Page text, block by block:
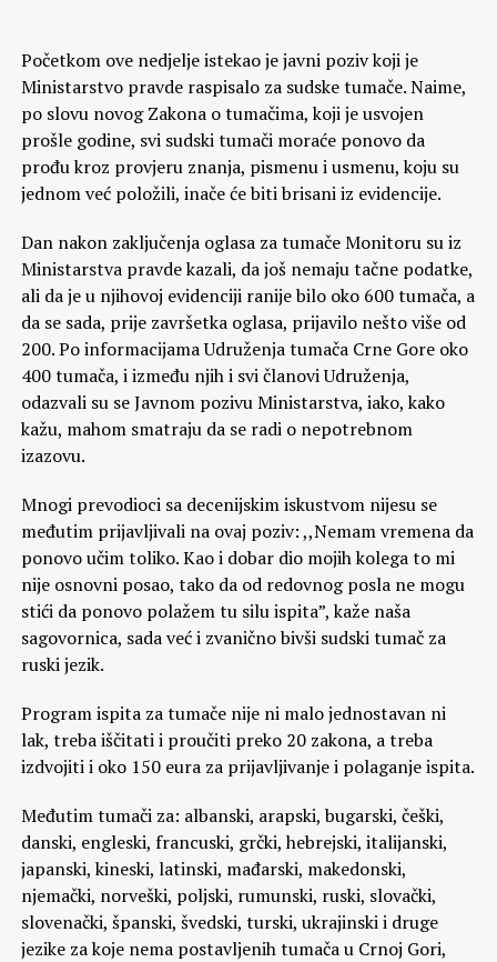
Početkom ove nedjelje istekao je javni poziv koji je
Ministarstvo pravde raspisalo za sudske tumače. Naime,
po slovu novog Zakona o tumačima, koji je usvojen
prošle godine, svi sudski tumači moraće ponovo da
prođu kroz provjeru znanja, pismenu i usmenu, koju su
jednom već položili, inače će biti brisani iz evidencije.
Dan nakon zaključenja oglasa za tumače Monitoru su iz
Ministarstva pravde kazali, da još nemaju tačne podatke,
ali da je u njihovoj evidenciji ranije bilo oko 600 tumača, a
da se sada, prije završetka oglasa, prijavilo nešto više od
200. Po informacijama Udruženja tumača Crne Gore oko
400 tumača, i između njih i svi članovi Udruženja,
odazvali su se Javnom pozivu Ministarstva, iako, kako
kažu, mahom smatraju da se radi o nepotrebnom
izazovu.
Mnogi prevodioci sa decenijskim iskustvom nijesu se
međutim prijavljivali na ovaj poziv: ,,Nemam vremena da
ponovo učim toliko. Kao i dobar dio mojih kolega to mi
nije osnovni posao, tako da od redovnog posla ne mogu
stići da ponovo polažem tu silu ispita”, kaže naša
sagovornica, sada već i zvanično bivši sudski tumač za
ruski jezik.
Program ispita za tumače nije ni malo jednostavan ni
lak, treba iščitati i proučiti preko 20 zakona, a treba
izdvojiti i oko 150 eura za prijavljivanje i polaganje ispita.
Međutim tumači za: albanski, arapski, bugarski, češki,
danski, engleski, francuski, grčki, hebrejski, italijanski,
japanski, kineski, latinski, mađarski, makedonski,
njemački, norveški, poljski, rumunski, ruski, slovački,
slovenački, španski, švedski, turski, ukrajinski i druge
jezike za koje nema postavljenih tumača u Crnoj Gori,